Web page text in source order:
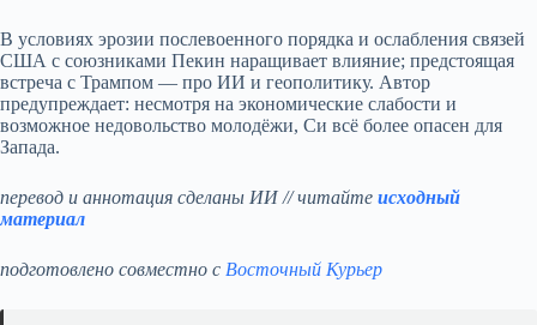
В условиях эрозии послевоенного порядка и ослабления связей
США с союзниками Пекин наращивает влияние; предстоящая
встреча с Трампом — про ИИ и геополитику. Автор
предупреждает: несмотря на экономические слабости и
возможное недовольство молодёжи, Си всё более опасен для
Запада.
перевод и аннотация сделаны ИИ // читайте исходный
материал
подготовлено совместно с Восточный Курьер